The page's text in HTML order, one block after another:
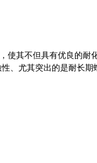
其不但具有优良的
尤其突出的是耐长